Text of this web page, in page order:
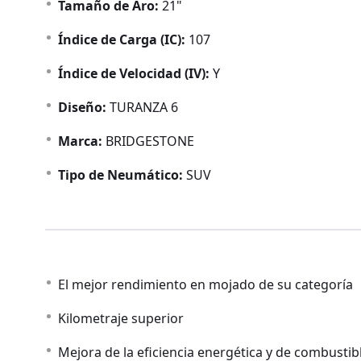
Tamaño de Aro: 21"
Índice de Carga (IC): 107
Índice de Velocidad (IV): Y
Diseño: TURANZA 6
Marca: BRIDGESTONE
Tipo de Neumático: SUV
El mejor rendimiento en mojado de su categoría
Kilometraje superior
Mejora de la eficiencia energética y de